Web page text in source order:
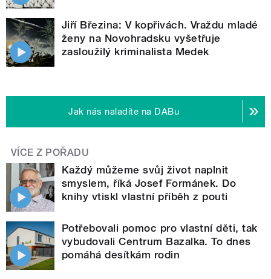
Jiří Březina: V kopřivách. Vraždu mladé
ženy na Novohradsku vyšetřuje
zasloužilý kriminalista Medek
Jak nás naladíte na DABu
VÍCE Z POŘADU
Každý můžeme svůj život naplnit
smyslem, říká Josef Formánek. Do
knihy vtiskl vlastní příběh z pouti
Potřebovali pomoc pro vlastní děti, tak
vybudovali Centrum Bazalka. To dnes
pomáhá desítkám rodin